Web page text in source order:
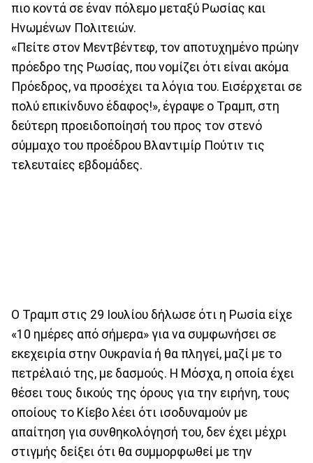
πιο κοντά σε έναν πόλεμο μεταξύ Ρωσίας και
Ηνωμένων Πολιτειών.
«Πείτε στον Μεντβέντεφ, τον αποτυχημένο πρώην
πρόεδρο της Ρωσίας, που νομίζει ότι είναι ακόμα
Πρόεδρος, να προσέχει τα λόγια του. Εισέρχεται σε
πολύ επικίνδυνο έδαφος!», έγραψε ο Τραμπ, στη
δεύτερη προειδοποίησή του προς τον στενό
σύμμαχο του προέδρου Βλαντιμίρ Πούτιν τις
τελευταίες εβδομάδες.
Ο Τραμπ στις 29 Ιουλίου δήλωσε ότι η Ρωσία είχε
«10 ημέρες από σήμερα» για να συμφωνήσει σε
εκεχειρία στην Ουκρανία ή θα πληγεί, μαζί με το
πετρέλαιό της, με δασμούς. Η Μόσχα, η οποία έχει
θέσει τους δικούς της όρους για την ειρήνη, τους
οποίους το Κίεβο λέει ότι ισοδυναμούν με
απαίτηση για συνθηκολόγησή του, δεν έχει μέχρι
στιγμής δείξει ότι θα συμμορφωθεί με την